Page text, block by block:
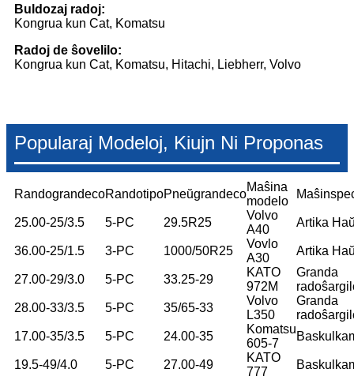
Buldozaj radoj:
Kongrua kun Cat, Komatsu
Radoj de ŝovelilo:
Kongrua kun Cat, Komatsu, Hitachi, Liebherr, Volvo
Popularaj Modeloj, Kiujn Ni Proponas
RandograndecoRandotipoPneŭgrandeco
Maŝina
modelo
25.00-25/3.5 5-PC 29.5R25
Volvo
A40
Artika
36.00-25/1.5 3-PC 1000/50R25
Vovlo
A30
Artika
27.00-29/3.0 5-PC 33.25-29
KATO
972M
Granda
28.00-33/3.5
5-PC 35/65-33
Volvo
L350
Granda
17.00-35/3.5
5-PC 24.00-35
Komatsu
605-7
19.5-49/4.0 5-PC 27.00-49
KATO
777